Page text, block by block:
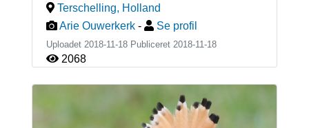
Terschelling, Holland
Arie Ouwerkerk - Se profil
Uploadet 2018-11-18 Publiceret 2018-11-18
2068